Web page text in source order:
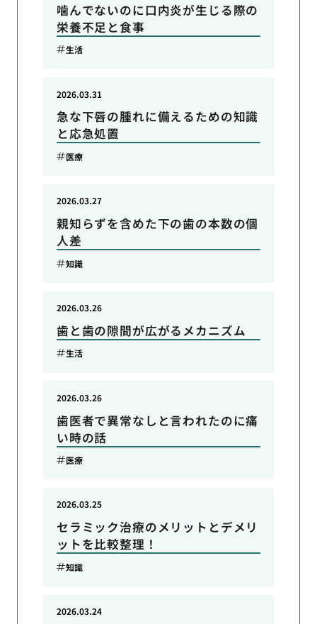
噛んでないのに口内炎が生じる際の
栄養不足と食事
生活
急な下唇の腫れに備えるための知識
と応急処置
2026.03.31
医療
親知らずを含めた下の歯の本数の個
人差
2026.03.27
知識
歯と歯の隙間が広がるメカニズム
2026.03.26
生活
歯医者で異常なしと言われたのに痛
い時の話
2026.03.26
医療
セラミック治療のメリットとデメリ
ットを比較整理！
2026.03.25
知識
2026.03.24